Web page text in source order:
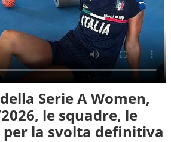
Serie A Women,
le squadre, le
la svolta definitiva